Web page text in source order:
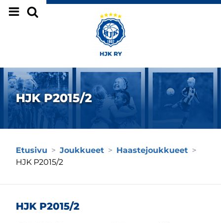
Siirry sivun sisältöön
HJK P2015/2
Etusivu > Joukkueet > Haastejoukkueet >
HJK P2015/2
HJK P2015/2